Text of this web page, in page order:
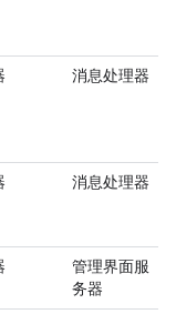
消息处理器
消息处理器
管理界面服
务器